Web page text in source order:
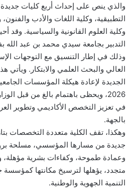
والذي ينص على إحداث أربع كليات
التطبيقية، وكلية اللغات والأدب والفنون،
وكلية العلوم القانونية والسياسية.
التدبير بجامعة سيدي محمد بن عبد
وذلك في إطار التنسيق مع التوجهات
العالي والبحث العلمي والابتكار.
2026، ويحظى باهتمام بالغ من قبل
في تعزيز التخصص الأكاديمي وتطوير
بالجهة.
وهكذا، تقف الكلية متعددة التخصصات
جديدة من مسارها المؤسسي، مسلحة
وعمادة طموحة، وكفاءات بشرية مؤهلة،
متجدد، يؤهلها لترسيخ مكانتها كمؤسسة
التنمية الجهوية والوطنية.